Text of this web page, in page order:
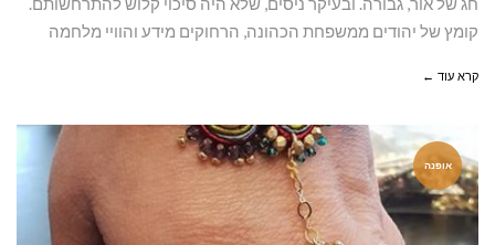
קומץ של יהודים ממשפחת הכהונה, הרחוקים מידע והוויי מלחמה
קרא עוד ←
אופנה